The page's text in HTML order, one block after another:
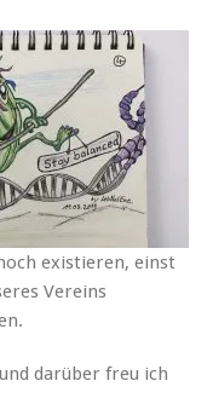
existieren, einst
Vereins
darüber freu ich